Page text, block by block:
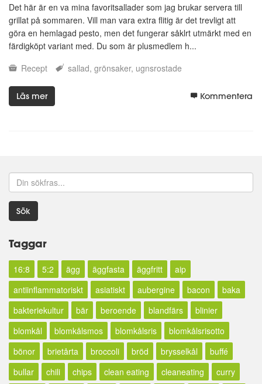
Det här är en va mina favoritsallader som jag brukar servera till
grillat på sommaren. Vill man vara extra flitig är det trevligt att
göra en hemlagad pesto, men det fungerar såklrt utmärkt med en
färdigköpt variant med. Du som är plusmedlem h...
Recept
sallad grönsaker ugnsrostade
Läs mer Kommentera
Sök
Taggar
16:8 5:2 ägg äggfasta äggfritt
aip
antiinflammatoriskt
asiatiskt aubergine bacon
baka
bakteriekultur
bär beroende blandfärs
blinier
blomkål
blomkålsmos blomkålsris
blomkålsrisotto
bönor
brietårta broccoli bröd brysselkål
buffé
bullar
chili chips clean eating cleaneating
curry